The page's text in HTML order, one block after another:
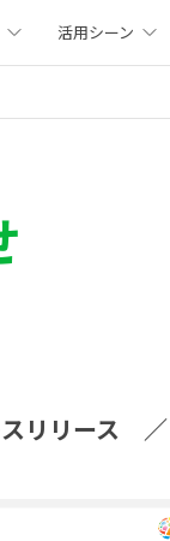
活用シーン
リリース